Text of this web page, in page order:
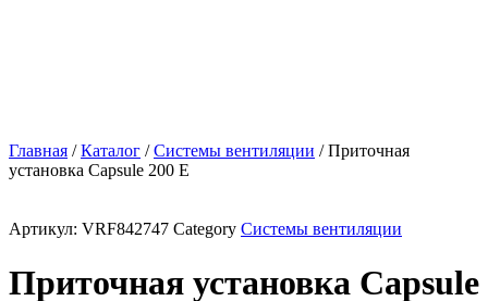
Главная /Каталог /Системы вентиляции / Приточная
установка Capsule 200 E
Артикул: VRF842747 Category Системы вентиляции
Приточная установка Capsule